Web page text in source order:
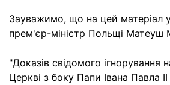
Зауважимо, що на цей матеріал
прем'єр-міністр Польщі Матеуш
"Доказів свідомого ігнорування
Церкві з боку Папи Івана Павла